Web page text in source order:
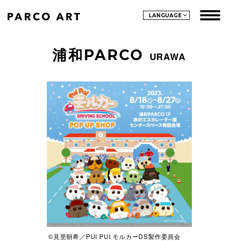
LANGUAGE
浦和PARCO URAWA
©見里朝希／PUI PUI モルカーDS製作委員会